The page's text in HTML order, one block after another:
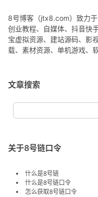
8号博客（jtx8.com）致力
创业教程、自媒体、抖音快
宝虚拟资源、建站源码、影
载、素材资源、单机游戏、
文章搜索
关于8号链口令
什么是8号链
什么是8号链口令
怎么获取8号链口令